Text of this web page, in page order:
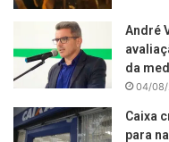
André
da
04/
Caixa
para